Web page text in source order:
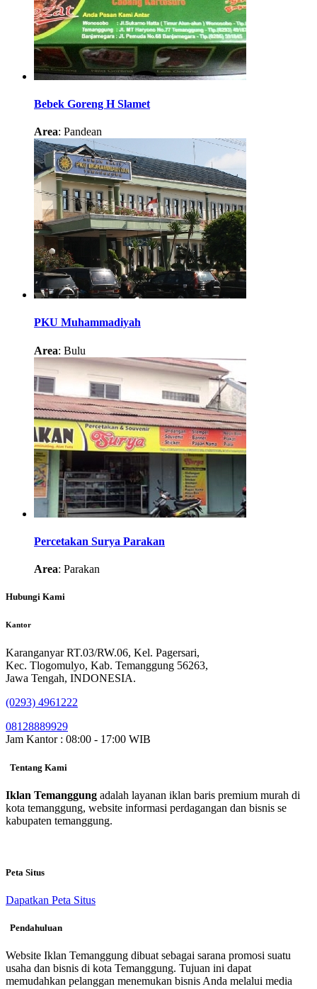
Bebek Goreng H Slamet
Area: Pandean
PKU Muhammadiyah
Area: Bulu
Percetakan Surya Parakan
Area: Parakan
Hubungi Kami
Kantor
Karanganyar RT.03/RW.06, Kel. Pagersari,
Kec. Tlogomulyo, Kab. Temanggung 56263,
Jawa Tengah, INDONESIA.
(0293) 4961222
08128889929
Jam Kantor : 08:00 - 17:00 WIB
Tentang Kami
Iklan Temanggung adalah layanan iklan baris premium murah di
kota temanggung, website informasi perdagangan dan bisnis se
kabupaten temanggung.
Peta Situs
Dapatkan Peta Situs
Pendahuluan
Website Iklan Temanggung dibuat sebagai sarana promosi suatu
usaha dan bisnis di kota Temanggung. Tujuan ini dapat
memudahkan pelanggan menemukan bisnis Anda melalui media